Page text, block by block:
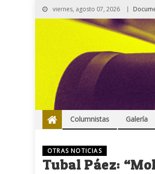
viernes, agosto 07, 2026
Columnistas Galería
OTRAS NOTICIAS
Tubal Páez: